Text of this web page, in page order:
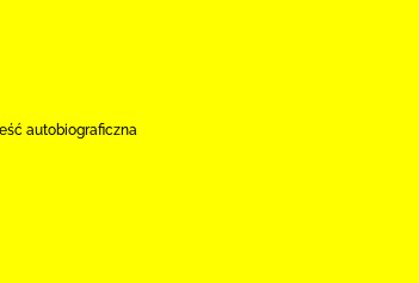
autobiograficzna